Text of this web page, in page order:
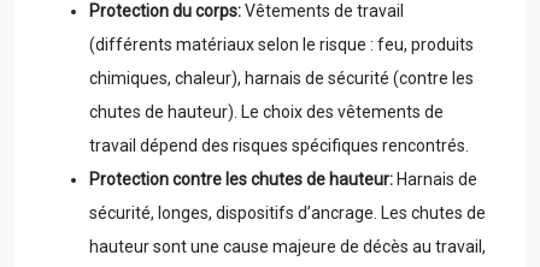
Protection du corps:Vêtements de travail
(différents matériaux selon le risque : feu, produits
chimiques, chaleur), harnais de sécurité (contre les
chutes de hauteur). Le choix des vêtements de
travail dépend des risques spécifiques rencontrés.
Protection contre les chutes de hauteur: Harnais de
sécurité, longes, dispositifs d’ancrage. Les chutes de
hauteur sont une cause majeure de décès au travail,